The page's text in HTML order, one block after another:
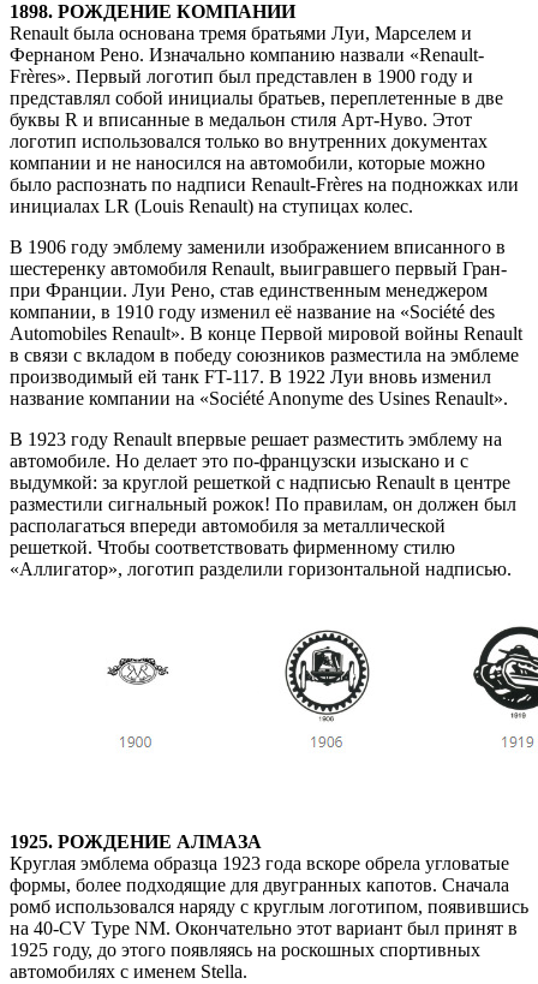
1898. РОЖДЕНИЕ КОМПАНИИ
Renault была основана тремя братьями Луи, Марселем и
Фернаном Рено. Изначально компанию назвали «Renault-
Frères». Первый логотип был представлен в 1900 году и
представлял собой инициалы братьев, переплетенные в две
буквы R и вписанные в медальон стиля Арт-Нуво. Этот
логотип использовался только во внутренних документах
компании и не наносился на автомобили, которые можно
было распознать по надписи Renault-Frères на подножках или
инициалах LR (Louis Renault) на ступицах колес.
В 1906 году эмблему заменили изображением вписанного в
шестеренку автомобиля Renault, выигравшего первый Гран-
при Франции. Луи Рено, став единственным менеджером
компании, в 1910 году изменил её название на «Société des
Automobiles Renault». В конце Первой мировой войны Renault
в связи с вкладом в победу союзников разместила на эмблеме
производимый ей танк FT-117. В 1922 Луи вновь изменил
название компании на «Société Anonyme des Usines Renault».
В 1923 году Renault впервые решает разместить эмблему на
автомобиле. Но делает это по-французски изыскано и с
выдумкой: за круглой решеткой с надписью Renault в центре
разместили сигнальный рожок! По правилам, он должен был
располагаться впереди автомобиля за металлической
решеткой. Чтобы соответствовать фирменному стилю
«Аллигатор», логотип разделили горизонтальной надписью.
1925. РОЖДЕНИЕ АЛМАЗА
Круглая эмблема образца 1923 года вскоре обрела угловатые
формы, более подходящие для двугранных капотов. Сначала
ромб использовался наряду с круглым логотипом, появившись
на 40-CV Type NM. Окончательно этот вариант был принят в
1925 году, до этого появляясь на роскошных спортивных
автомобилях с именем Stella.